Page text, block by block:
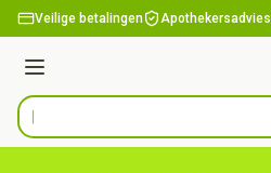
Ga naar de inhoud
Veilige betalingen Apothekersadvies
Menu
Product, merk, categorie...